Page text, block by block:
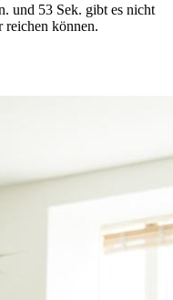
und 53 Sek. gibt es nicht
reichen können.